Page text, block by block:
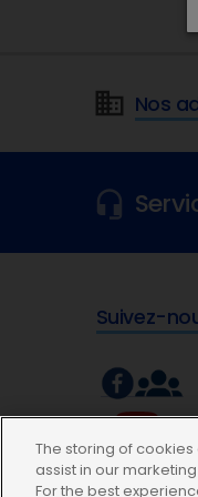
Nos
Suivez-
The storing of
assist in our
For the best